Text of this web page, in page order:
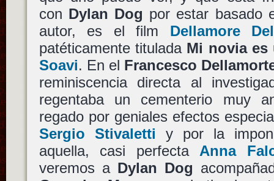
con Dylan Dog por estar basado
autor, es el film Dellamore
patéticamente titulada Mi novia es
Soavi. En el Francesco
reminiscencia directa al
regentaba un cementerio muy
regado por geniales efectos
Sergio Stivaletti y por la
aquella, casi perfecta Anna
veremos a Dylan Dog